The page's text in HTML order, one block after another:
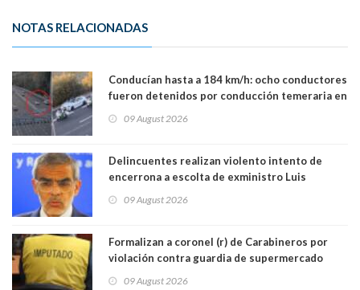
NOTAS RELACIONADAS
Conducían hasta a 184 km/h: ocho conductores
fueron detenidos por conducción temeraria en
09 August 2026
Delincuentes realizan violento intento de
encerrona a escolta de exministro Luis
Lo Espejo
09 August 2026
Formalizan a coronel (r) de Carabineros por
violación contra guardia de supermercado
09 August 2026